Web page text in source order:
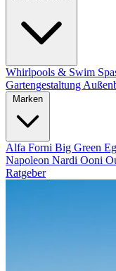
Whirlpools & Swim
Gartengestaltung
Alfa Forni Big Green
Napoleon Nardi Ooni
Ratgeber